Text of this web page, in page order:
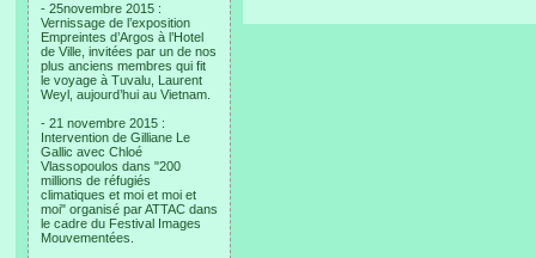
- 25novembre 2015 :
Vernissage de l’exposition
Empreintes d’Argos à l’Hotel
de Ville, invitées par un de nos
plus anciens membres qui fit
le voyage à Tuvalu, Laurent
Weyl, aujourd’hui au Vietnam.
- 21 novembre 2015 :
Intervention de Gilliane Le
Gallic avec Chloé
Vlassopoulos dans "200
millions de réfugiés
climatiques et moi et moi et
moi" organisé par ATTAC dans
le cadre du Festival Images
Mouvementées.